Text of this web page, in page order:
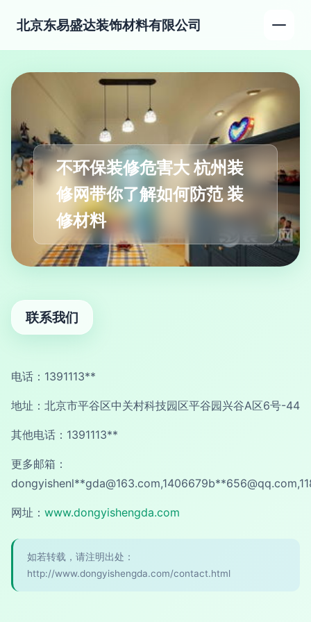
北京东易盛达装饰材料有限公司
不环保装修危害大 杭州装
修网带你了解如何防范 装
修材料
联系我们
电话：1391113**
地址：北京市平谷区中关村科技园区平谷园兴谷A区6号-44
其他电话：1391113**
更多邮箱：
dongyishenl**gda@163.com,1406679b**656@qq.com
网址： www.dongyishengda.com
如若转载，请注明出处：
http://www.dongyishengda.com/contact.html